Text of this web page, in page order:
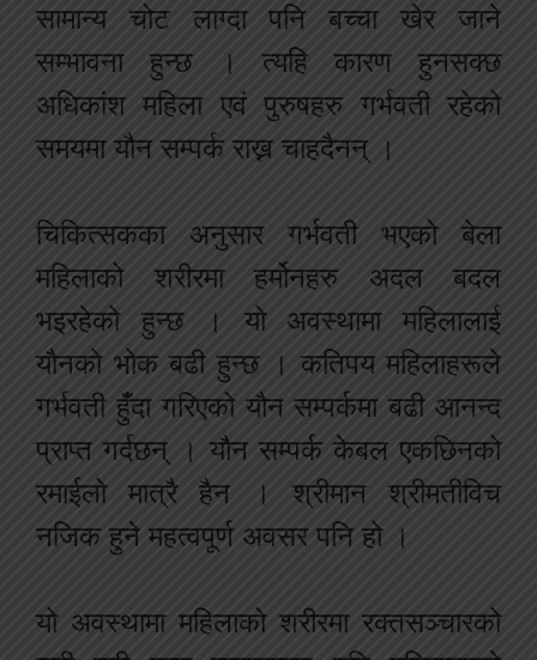
सामान्य चोट लाग्दा पनि बच्चा खेर जाने
सम्भावना हुन्छ । त्यहि कारण हुनसक्छ
अधिकांश महिला एवं पुरुषहरु गर्भवती रहेको
समयमा यौन सम्पर्क राख्न चाहदैनन् ।
चिकित्सकका अनुसार गर्भवती भएको बेला
महिलाको शरीरमा हर्मोनहरु अदल बदल
भइरहेको हुन्छ । यो अवस्थामा महिलालाई
यौनको भोक बढी हुन्छ । कतिपय महिलाहरूले
गर्भवती हुँँदा गरिएको यौन सम्पर्कमा बढी आनन्द
प्राप्त गर्दछन् । यौन सम्पर्क केबल एकछिनको
रमाईलो मात्रै हैन । श्रीमान श्रीमतीविच
नजिक हुने महत्वपूर्ण अवसर पनि हो ।
यो अवस्थामा महिलाको शरीरमा रक्तसञ्चारको